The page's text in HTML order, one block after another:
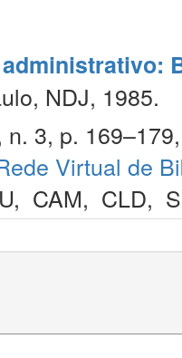
NDJ, 1985.
3, p.
Virtual de
, CAM, CLD,